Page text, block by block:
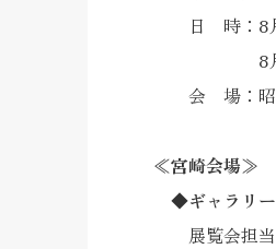
日 時：8月
8月17日
会 場：昭和
≪宮崎会場≫
◆ギャラリー
展覧会担当